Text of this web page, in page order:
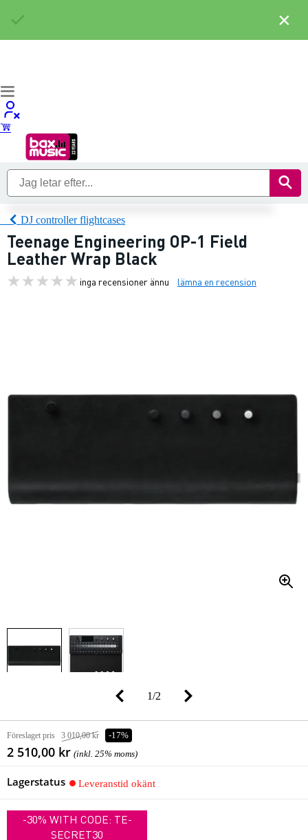
DJ controller flightcases
Teenage Engineering OP-1 Field
Leather Wrap Black
inga recensioner ännu lämna en recension
1/2
Föreslaget pris 3 010,00 kr -17%
2 510,00 kr (inkl. 25% moms)
Lagerstatus Leveranstid okänt
-30% WITH CODE: TE-
SECRET30
×